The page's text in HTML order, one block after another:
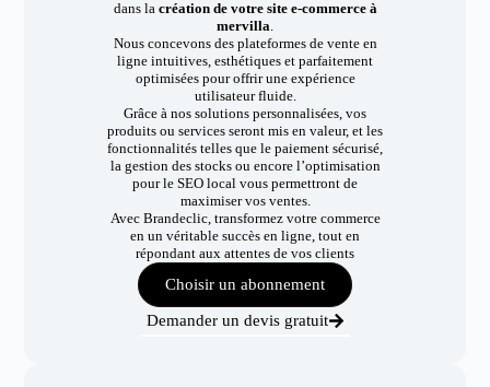
dans la création de votre site e-commerce à
mervilla.
Nous concevons des plateformes de vente en
ligne intuitives, esthétiques et parfaitement
optimisées pour offrir une expérience
utilisateur fluide.
Grâce à nos solutions personnalisées, vos
produits ou services seront mis en valeur, et les
fonctionnalités telles que le paiement sécurisé,
la gestion des stocks ou encore l’optimisation
pour le SEO local vous permettront de
maximiser vos ventes.
Avec Brandeclic, transformez votre commerce
en un véritable succès en ligne, tout en
répondant aux attentes de vos clients
Choisir un abonnement
Demander un devis gratuit